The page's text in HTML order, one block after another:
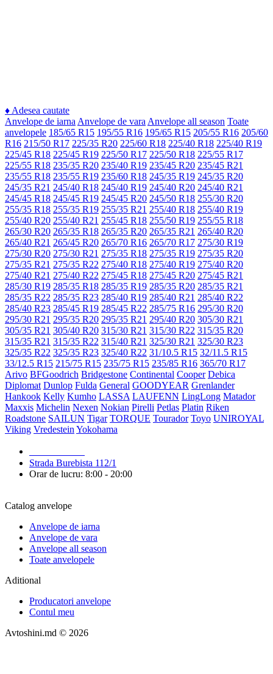
♦ Adesea cautate
Anvelope de iarna Anvelope de vara Anvelope all season Toate
anvelopele 185/65 R15 195/55 R16 195/65 R15 205/55 R16 205/60
R16 215/50 R17 225/35 R20 225/60 R18 225/40 R18 225/40 R19
225/45 R18 225/45 R19 225/50 R17 225/50 R18 225/55 R17
225/55 R18 235/35 R20 235/40 R19 235/45 R20 235/45 R21
235/55 R18 235/55 R19 235/60 R18 245/35 R19 245/35 R20
245/35 R21 245/40 R18 245/40 R19 245/40 R20 245/40 R21
245/45 R18 245/45 R19 245/45 R20 245/50 R18 255/30 R20
255/35 R18 255/35 R19 255/35 R21 255/40 R18 255/40 R19
255/40 R20 255/40 R21 255/45 R18 255/50 R19 255/55 R18
265/30 R20 265/35 R18 265/35 R20 265/35 R21 265/40 R20
265/40 R21 265/45 R20 265/70 R16 265/70 R17 275/30 R19
275/30 R20 275/30 R21 275/35 R18 275/35 R19 275/35 R20
275/35 R21 275/35 R22 275/40 R18 275/40 R19 275/40 R20
275/40 R21 275/40 R22 275/45 R18 275/45 R20 275/45 R21
285/30 R19 285/35 R18 285/35 R19 285/35 R20 285/35 R21
285/35 R22 285/35 R23 285/40 R19 285/40 R21 285/40 R22
285/40 R23 285/45 R19 285/45 R22 285/75 R16 295/30 R20
295/30 R21 295/35 R20 295/35 R21 295/40 R20 305/30 R21
305/35 R21 305/40 R20 315/30 R21 315/30 R22 315/35 R20
315/35 R21 315/35 R22 315/40 R21 325/30 R21 325/30 R23
325/35 R22 325/35 R23 325/40 R22 31/10.5 R15 32/11.5 R15
33/12.5 R15 215/75 R15 235/75 R15 235/85 R16 365/70 R17
Arivo BFGoodrich Bridgestone Continental Cooper Debica
Diplomat Dunlop Fulda General GOODYEAR Grenlander
Hankook Kelly Kumho LASSA LAUFENN LingLong Matador
Maxxis Michelin Nexen Nokian Pirelli Petlas Platin Riken
Roadstone SAILUN Tigar TORQUE Tourador Toyo UNIROYAL
Viking Vredestein Yokohama
Strada Burebista 112/1
Orar de lucru: 8:00 - 20:00
Catalog anvelope
Anvelope de iarna
Anvelope de vara
Anvelope all season
Toate anvelopele
Aditional
Producatori anvelope
Contul meu
Avtoshini.md © 2026